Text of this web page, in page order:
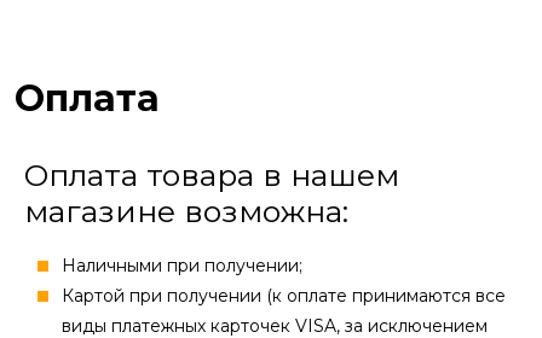
Оплата
Оплата товара в нашем
магазине возможна:
Наличными при получении;
Картой при получении (к оплате принимаются все
виды платежных карточек VISA, за исключением